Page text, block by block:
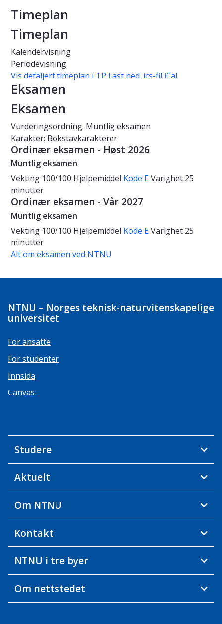
Timeplan
Timeplan
Kalendervisning
Periodevisning
Vis detaljert timeplan i TP Last ned .ics-fil iCal
Eksamen
Eksamen
Vurderingsordning: Muntlig eksamen
Karakter: Bokstavkarakterer
Ordinær eksamen - Høst 2026
Muntlig eksamen
Vekting 100/100 Hjelpemiddel Kode EVarighet 25
minutter
Ordinær eksamen - Vår 2027
Muntlig eksamen
Vekting 100/100 Hjelpemiddel Kode EVarighet 25
minutter
Alt om eksamen ved NTNU
NTNU – Norges teknisk-naturvitenskapelige
universitet
For ansatte
For studenter
Innsida
Canvas
Studere
Aktuelt
Om NTNU
Kontakt
NTNU i tre byer
Om nettstedet